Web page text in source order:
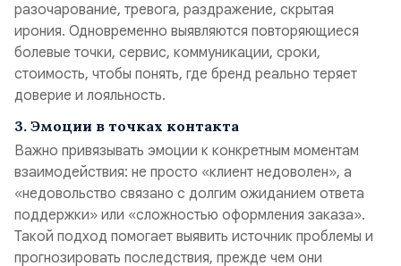
разочарование, тревога, раздражение, скрытая
ирония. Одновременно выявляются повторяющиеся
болевые точки, сервис, коммуникации, сроки,
стоимость, чтобы понять, где бренд реально теряет
доверие и лояльность.
3. Эмоции в точках контакта
Важно привязывать эмоции к конкретным моментам
взаимодействия: не просто «клиент недоволен», а
«недовольство связано с долгим ожиданием ответа
поддержки» или «сложностью оформления заказа».
Такой подход помогает выявить источник проблемы и
прогнозировать последствия, прежде чем они